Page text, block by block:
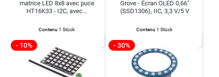
matrice LED 8x8 avec puce
HT16K33 - I2C, avec...
Contenu 1 Stück
Grove - Écran OLED 0,66"
(SSD1306), IIC, 3,3 V/5 V
Contenu 1 Stück
- 10% - 30%